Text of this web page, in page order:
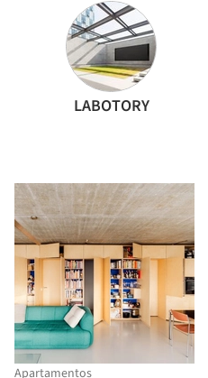
LABOTORY
Apartamentos